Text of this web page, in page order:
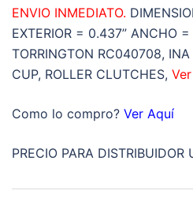
INTERIOR
Fw=1/4”
EXTERIOR
D=7/16”
C=
cantidad
ENVIO INMEDIATO.
EXTERIOR = 0.437” ANCHO
TORRINGTON RC040708,
CUP, ROLLER CLUTCHES,
Como lo compro? Ver Aquí
PRECIO PARA DISTRIBUIDOR